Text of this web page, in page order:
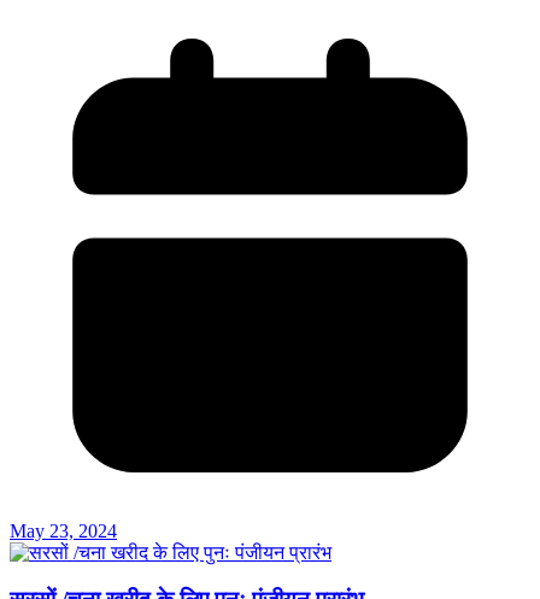
May 23, 2024